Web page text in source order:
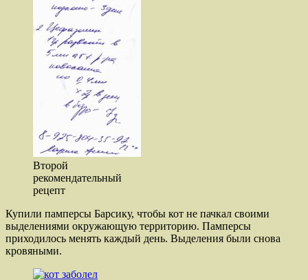
Второй
рекомендательный
рецепт
Купили памперсы Барсику, чтобы кот не пачкал своими
выделениями окружающую территорию. Памперсы
приходилось менять каждый день. Выделения были снова
кровяными.